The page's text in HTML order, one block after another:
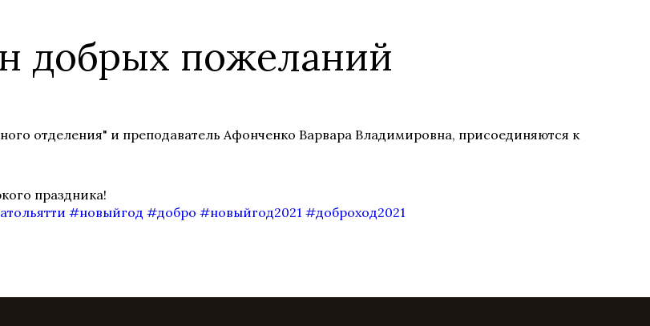
добрых пожеланий
отделения" и преподаватель Афонченко Варвара Владимировна, присоединяются к
праздника!
#новыйгод #добро #новыйгод2021 #доброход2021